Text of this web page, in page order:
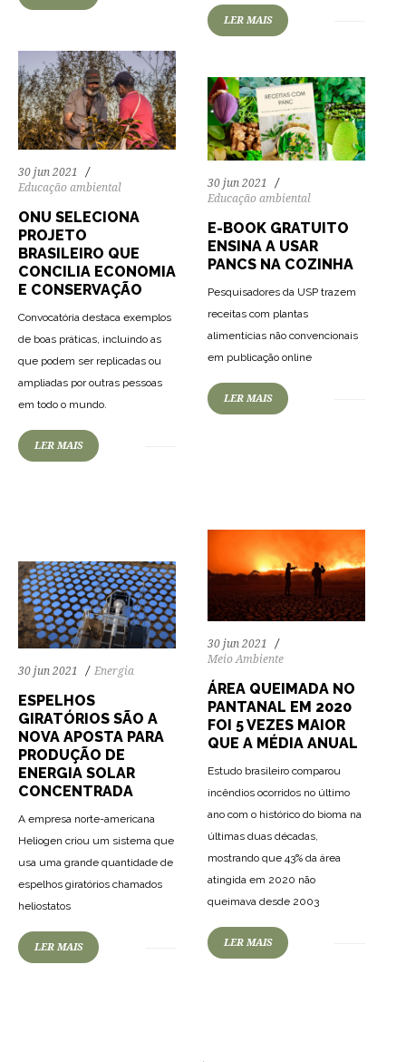
LER MAIS
30 jun 2021
Educação ambiental
ONU SELECIONA
PROJETO
BRASILEIRO QUE
CONCILIA ECONOMIA
E CONSERVAÇÃO
Convocatória destaca exemplos
de boas práticas, incluindo as
que podem ser replicadas ou
ampliadas por outras pessoas
em todo o mundo.
LER MAIS
30 jun 2021
Educação ambiental
E-BOOK GRATUITO
ENSINA A USAR
PANCS NA COZINHA
Pesquisadores da USP trazem
receitas com plantas
alimentícias não convencionais
em publicação online
LER MAIS
30 jun 2021
Meio Ambiente
ÁREA QUEIMADA NO
PANTANAL EM 2020
FOI 5 VEZES MAIOR
QUE A MÉDIA ANUAL
Estudo brasileiro comparou
incêndios ocorridos no último
ano com o histórico do bioma na
últimas duas décadas,
mostrando que 43% da área
atingida em 2020 não
queimava desde 2003
LER MAIS
30 jun 2021 Energia
ESPELHOS
GIRATÓRIOS SÃO A
NOVA APOSTA PARA
PRODUÇÃO DE
ENERGIA SOLAR
CONCENTRADA
A empresa norte-americana
Heliogen criou um sistema que
usa uma grande quantidade de
espelhos giratórios chamados
heliostatos
LER MAIS
116 1706